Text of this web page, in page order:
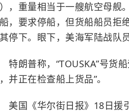
，重量相当于一艘航空母舰
，要求停船，但货船船员拒
停下。眼下，美海军陆战队
朗普称，“TOUSKA”号货船
并正在检查船上货品”。
国《华尔街日报》18日援